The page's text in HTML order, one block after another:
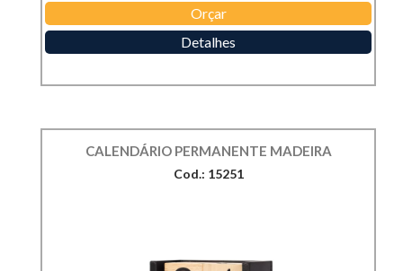
Orçar
Detalhes
CALENDÁRIO PERMANENTE MADEIRA
Cod.: 15251